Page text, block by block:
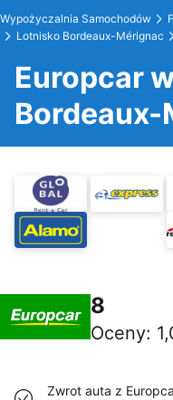
Wypożyczalnia Samochodów
Lotnisko Bordeaux-Mérignac
Europcar
8
Oceny:
Zwrot auta z